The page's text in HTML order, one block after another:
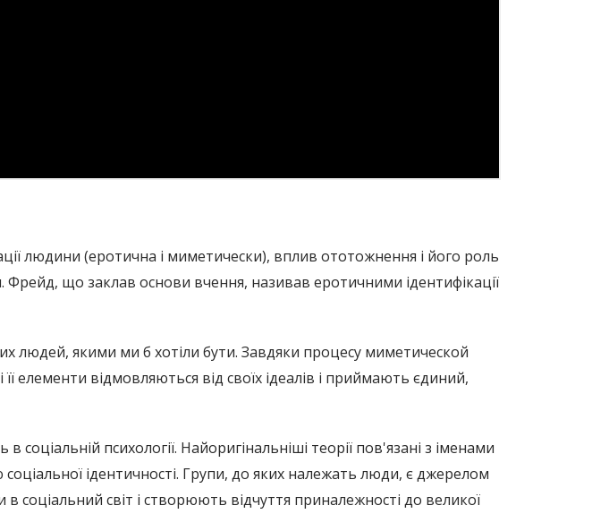
людини (еротична і миметически), вплив ототожнення і його роль
Фрейд, що заклав основи вчення, називав еротичними ідентифікації
людей, якими ми б хотіли бути. Завдяки процесу миметической
елементи відмовляються від своїх ідеалів і приймають єдиний,
соціальній психології. Найоригінальніші теорії пов'язані з іменами
ідентичності. Групи, до яких належать люди, є джерелом
соціальний світ і створюють відчуття приналежності до великої